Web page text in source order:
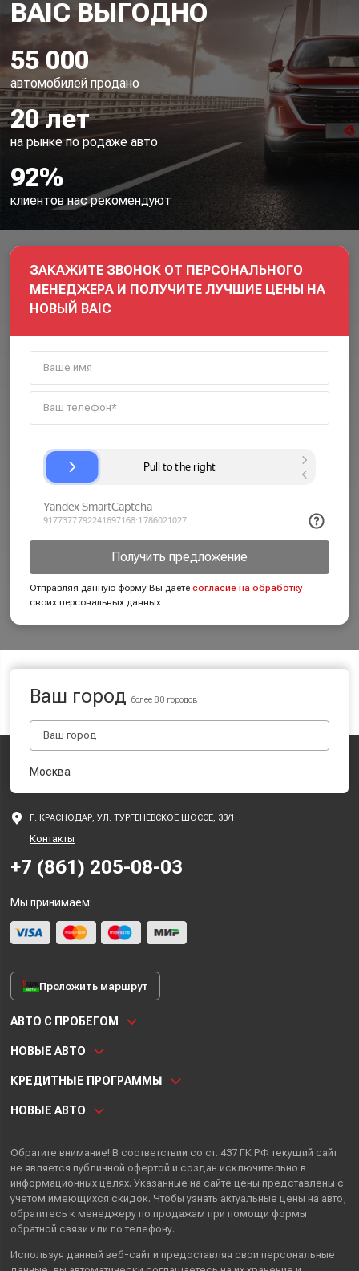
ЗАКАЖИТЕ ЗВОНОК ОТ ПЕРСОНАЛЬНОГО
МЕНЕДЖЕРА И ПОЛУЧИТЕ ЛУЧШИЕ ЦЕНЫ НА
НОВЫЙ BAIC
Получить предложение
Отправляя данную форму Вы даетесогласие на обработку
своих персональных данных
55 000
автомобилей продано
20 лет
на рынке по родаже авто
92%
клиентов нас рекомендуют
Ваш городболее 80 городов
Москва
Г. КРАСНОДАР, УЛ. ТУРГЕНЕВСКОЕ ШОССЕ, 33/1
Контакты
+7 (861) 205-08-03
Мы принимаем:
Проложить маршрут
АВТО С ПРОБЕГОМ
НОВЫЕ АВТО
КРЕДИТНЫЕ ПРОГРАММЫ
НОВЫЕ АВТО
Обратите внимание! В соответствии со ст. 437 ГК РФ текущий сайт
не является публичной офертой и создан исключительно в
информационных целях. Указанные на сайте цены представлены с
учетом имеющихся скидок. Чтобы узнать актуальные цены на авто,
обратитесь к менеджеру по продажам при помощи формы
обратной связи или по телефону.
Используя данный веб-сайт и предоставляя свои персональные